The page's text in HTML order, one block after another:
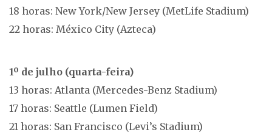
18 horas: New York/New Jersey (MetLife Stadium)
22 horas: México City (Azteca)
1º de julho (quarta-feira)
13 horas: Atlanta (Mercedes-Benz Stadium)
17 horas: Seattle (Lumen Field)
21 horas: San Francisco (Levi’s Stadium)